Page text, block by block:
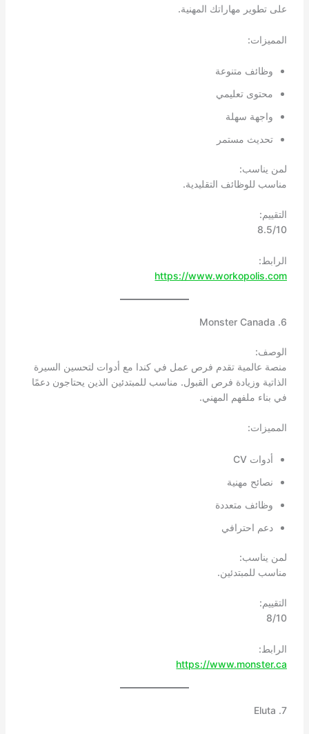
على تطوير مهاراتك المهنية.
المميزات:
وظائف متنوعة
محتوى تعليمي
واجهة سهلة
تحديث مستمر
لمن يناسب:
مناسب للوظائف التقليدية.
التقييم:
8.5/10
الرابط:
https://www.workopolis.com
6. Monster Canada
الوصف:
منصة عالمية تقدم فرص عمل في كندا مع أدوات لتحسين السيرة
الذاتية وزيادة فرص القبول. مناسب للمبتدئين الذين يحتاجون دعمًا
في بناء ملفهم المهني.
المميزات:
أدوات CV
نصائح مهنية
وظائف متعددة
دعم احترافي
لمن يناسب:
مناسب للمبتدئين.
التقييم:
8/10
الرابط:
https://www.monster.ca
7. Eluta